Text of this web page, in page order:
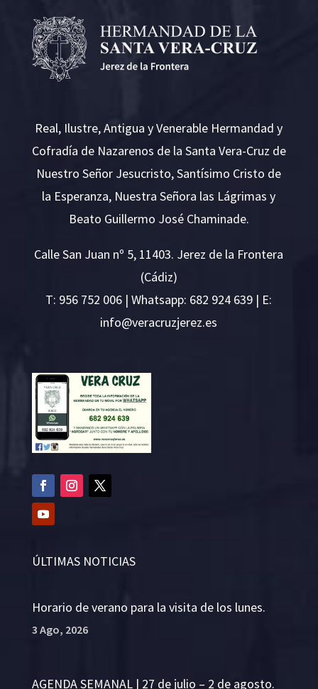
Real, Ilustre, Antigua y Venerable Hermandad y
Cofradía de Nazarenos de la Santa Vera-Cruz de
Nuestro Señor Jesucristo, Santísimo Cristo de
la Esperanza, Nuestra Señora las Lágrimas y
Beato Guillermo José Chaminade.
Calle San Juan nº 5, 11403. Jerez de la Frontera
(Cádiz)
T: 956 752 006 | Whatsapp: 682 924 639 | E:
se.ze
rejzu
rcare
v@ofn
i
ÚLTIMAS NOTICIAS
Horario de verano para la visita de los lunes.
3 Ago, 2026
AGENDA SEMANAL | 27 de julio – 2 de agosto.